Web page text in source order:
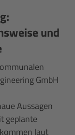
und
GmbH
Aussagen
geplante
laut